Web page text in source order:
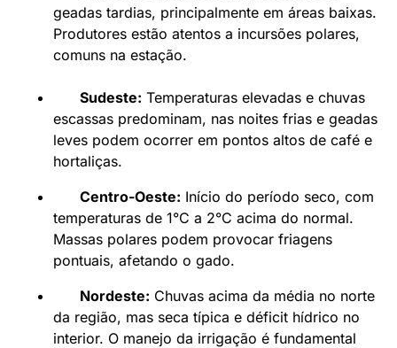
geadas tardias, principalmente em áreas baixas.
Produtores estão atentos a incursões polares,
comuns na estação.
Sudeste: Temperaturas elevadas e chuvas
escassas predominam, nas noites frias e geadas
leves podem ocorrer em pontos altos de café e
hortaliças.
Centro-Oeste: Início do período seco, com
temperaturas de 1°C a 2°C acima do normal.
Massas polares podem provocar friagens
pontuais, afetando o gado.
Nordeste: Chuvas acima da média no norte
da região, mas seca típica e déficit hídrico no
interior. O manejo da irrigação é fundamental